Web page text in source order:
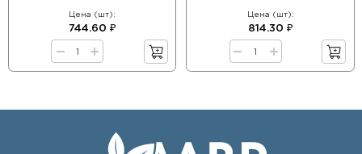
Цена (шт):
744.60 ₽
Цена (шт):
814.30 ₽